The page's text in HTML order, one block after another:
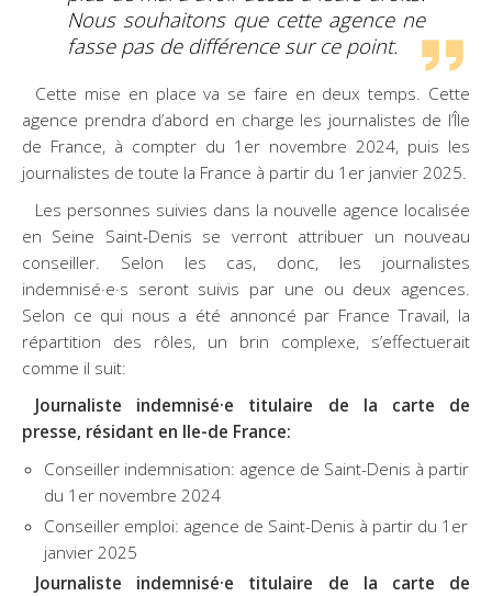
Nous souhaitons que cette agence ne
fasse pas de différence sur ce point.
Cette mise en place va se faire en deux temps. Cette
agence prendra d’abord en charge les journalistes de l’Île
de France, à compter du 1er novembre 2024, puis les
journalistes de toute la France à partir du 1er janvier 2025.
Les personnes suivies dans la nouvelle agence localisée
en Seine Saint-Denis se verront attribuer un nouveau
conseiller. Selon les cas, donc, les journalistes
indemnisé·e·s seront suivis par une ou deux agences.
Selon ce qui nous a été annoncé par France Travail, la
répartition des rôles, un brin complexe, s’effectuerait
comme il suit:
Journaliste indemnisé·e titulaire de la carte de
presse, résidant en Ile-de France:
Conseiller indemnisation: agence de Saint-Denis à partir
du 1er novembre 2024
Conseiller emploi: agence de Saint-Denis à partir du 1er
janvier 2025
Journaliste indemnisé·e titulaire de la carte de